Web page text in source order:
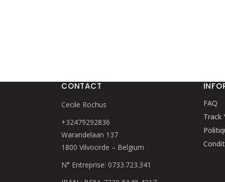
CONTACT
Cecile Rochus
+32479292836
Warandelaan 137
1800 Vilvoorde – Belgium
N° Entreprise: 0733.723.341
FAQ
Track